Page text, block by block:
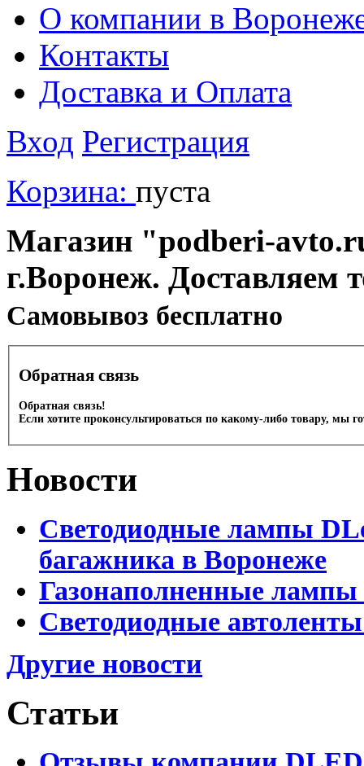
О компании в
Контакты
Доставка и Оплата
Вход Регистрация
Корзина: пуста
Магазин "podberi-
г.Воронеж. Доставляем
Cамовывоз бесплатно
Обратная связь
Обратная связь!
Если хотите проконсультироваться по какому-либо товару, мы
Новости
Светодиодные лампы
багажника в Воронеже
Газонаполненные
Светодиодные
Другие новости
Статьи